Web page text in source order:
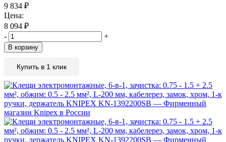
9 834 ₽
Цена:
8 094 ₽
-
+
В корзину
Купить в 1 клик